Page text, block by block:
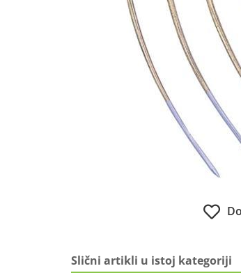
Slični artikli u istoj kategoriji